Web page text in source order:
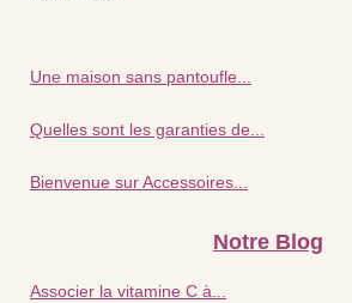
Une maison sans pantoufle...
Quelles sont les garanties de...
Bienvenue sur Accessoires...
Notre Blog
Associer la vitamine C à...